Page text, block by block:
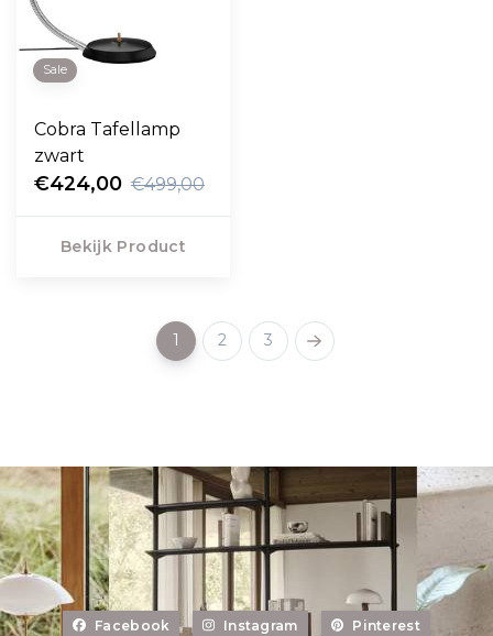
Sale
Cobra Tafellamp
zwart
€424,00 €499,00
Bekijk Product
1 2 3
Facebook Instagram Pinterest